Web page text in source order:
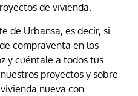
de vivienda.
de Urbansa, es decir, si
compraventa en los
y cuéntale a todos tus
proyectos y sobre
nueva con